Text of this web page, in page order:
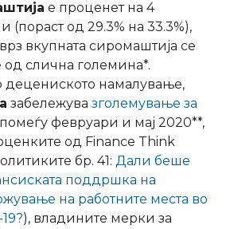
е проценет на 4
(пораст од 29.3% на 33.3%),
вкупната сиромаштија се
слична големина*.
децениското намалување,
забележува зголемување за
помеѓу февруари и мај 2020**,
од Finance Think
бр. 41: Дали беше
поддршка на
на работните места во
), владините мерки за